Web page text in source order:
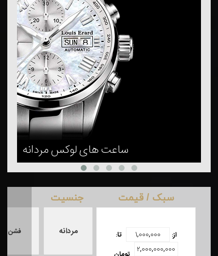
ساعت های لوکس مردانه
فشن
جنسیت
مردانه
سبک / قیمت
از: تا: